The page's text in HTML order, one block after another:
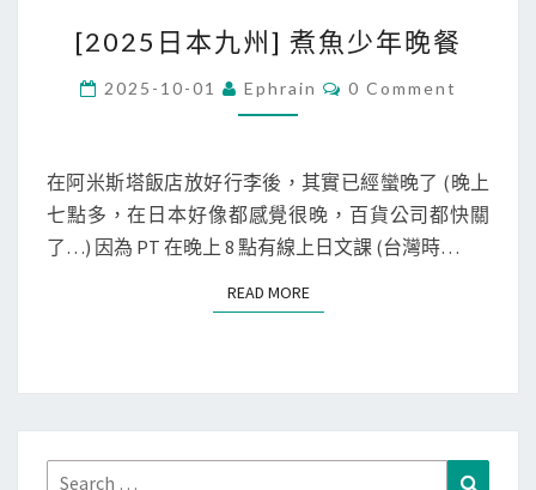
2
0
2
日
本
九
]
年
[2025日本九州] 煮魚少年晚餐
2025-10-01 Ephrain
C
N
T
S
0 Comment
在阿米斯塔飯店放好行李後，其實已經蠻晚了 (晚上
七點多，在日本好像都感覺很晚，百貨公司都快關
了…) 因為 PT 在晚上 8 點有線上日文課 (台灣時…
READ MOREREAD MORE
Search